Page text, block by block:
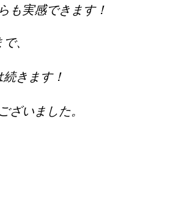
も実感できます！
、
きます！
ざいました。